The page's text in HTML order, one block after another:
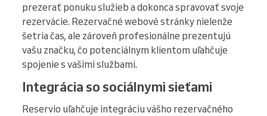
prezerať ponuku služieb a dokonca spravovať svoje
rezervácie. Rezervačné webové stránky nielenže
šetria čas, ale zároveň profesionálne prezentujú
vašu značku, čo potenciálnym klientom uľahčuje
spojenie s vašimi službami.
Integrácia so sociálnymi sieťami
Reservio uľahčuje integráciu vášho rezervačného